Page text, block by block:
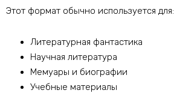
Этот формат обычно используется для:
Литературная фантастика
Научная литература
Мемуары и биографии
Учебные материалы